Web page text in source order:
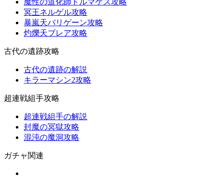
魔性の道化師ドルマゲス攻略
冥王ネルゲル攻略
暴嵐天バリゲーン攻略
灼爍天ブレア攻略
古代の遺跡攻略
古代の遺跡の解説
キラーマシン2攻略
超連戦組手攻略
超連戦組手の解説
封魔の冥獄攻略
混沌の魔洞攻略
ガチャ関連